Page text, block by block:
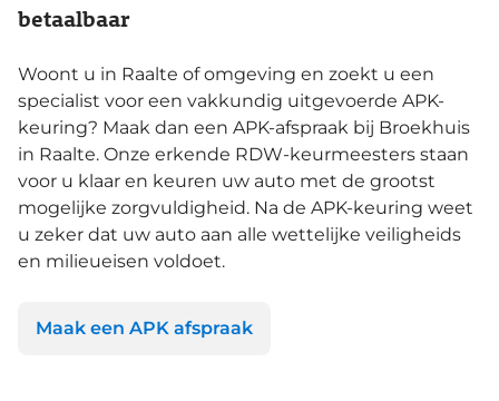
betaalbaar
Woont u in Raalte of omgeving en zoekt u een
specialist voor een vakkundig uitgevoerde APK-
keuring? Maak dan een APK-afspraak bij Broekhuis
in Raalte. Onze erkende RDW-keurmeesters staan
voor u klaar en keuren uw auto met de grootst
mogelijke zorgvuldigheid. Na de APK-keuring weet
u zeker dat uw auto aan alle wettelijke veiligheids
en milieueisen voldoet.
Maak een APK afspraak